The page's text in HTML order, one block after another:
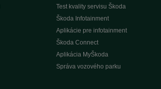
Test kvality servisu Škoda
Škoda Infotainment
Aplikácie pre infotainment
Škoda Connect
Aplikácia MyŠkoda
Správa vozového parku